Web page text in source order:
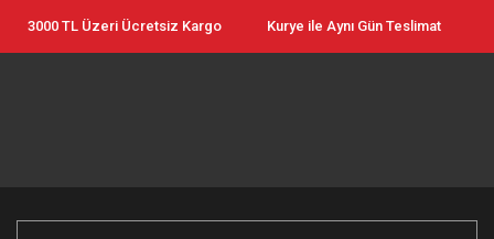
3000 TL Üzeri Ücretsiz Kargo Kurye ile Aynı Gün Teslimat